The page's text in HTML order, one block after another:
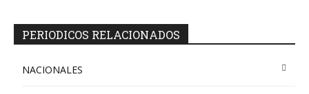
PERIODICOS RELACIONADOS
NACIONALES